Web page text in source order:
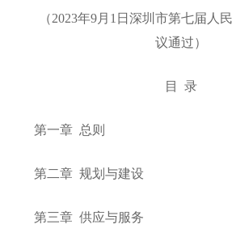
（2023年9月1日深圳市第七届人民
议通过）
目 录
第一章 总则
第二章 规划与建设
第三章 供应与服务